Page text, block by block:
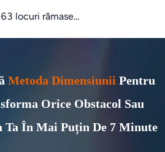
locuri rămase...
Metoda Dimensiunii Pentru
Orice Obstacol Sau
Ta În Mai Puțin De 7 Minute